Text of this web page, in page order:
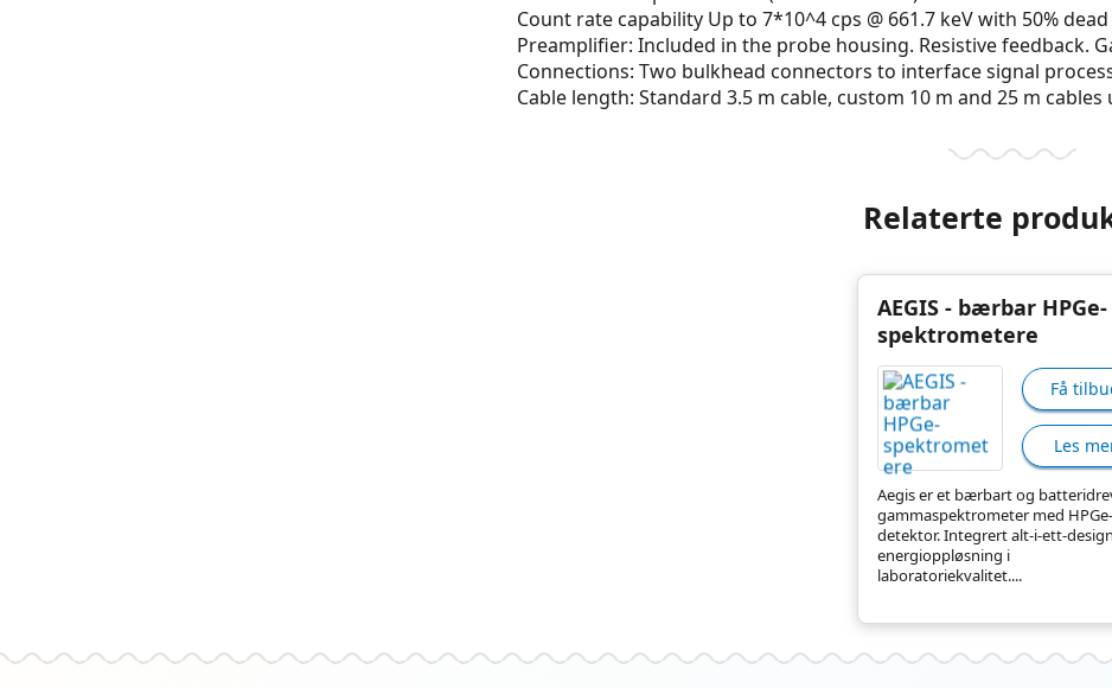
Count rate capability Up to 7*10^4 cps @ 661.7 keV with 50%
Preamplifier: Included in the probe housing. Resistive feedback.
Connections: Two bulkhead connectors to interface signal
Cable length: Standard 3.5 m cable, custom 10 m and 25 m
Relaterte
AEGIS - bærbar HPGe-
spektrometere
Aegis er et bærbart og
gammaspektrometer med HPGe-
detektor. Integrert alt-i-ett-
energioppløsning i
laboratoriekvalitet....
Få
Les